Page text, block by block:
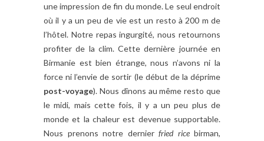
une impression de fin du monde. Le seul endroit
où il y a un peu de vie est un resto à 200 m de
l’hôtel. Notre repas ingurgité, nous retournons
profiter de la clim. Cette dernière journée en
Birmanie est bien étrange, nous n’avons ni la
force ni l’envie de sortir (le début de la déprime
post-voyage). Nous dînons au même resto que
le midi, mais cette fois, il y a un peu plus de
monde et la chaleur est devenue supportable.
Nous prenons notre dernier fried ricebirman,